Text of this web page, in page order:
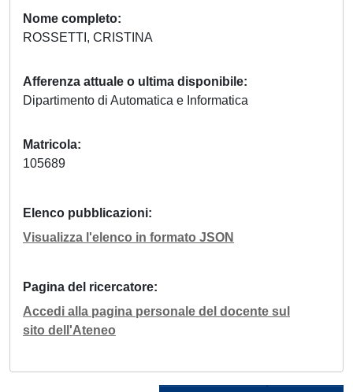
Nome completo
ROSSETTI, CRISTINA
Afferenza attuale o ultima disponibile
Dipartimento di Automatica e Informatica
Matricola
105689
Elenco pubblicazioni
Visualizza l'elenco in formato JSON
Pagina del ricercatore
Accedi alla pagina personale del docente sul
sito dell'Ateneo